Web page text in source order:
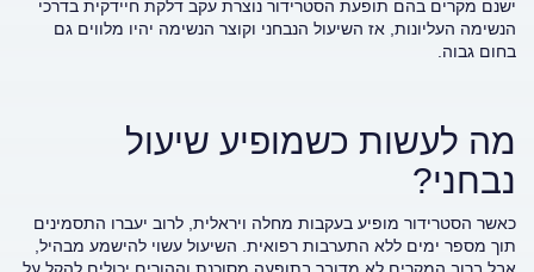
ישנם מקרים בהם תופעת הסטרידור נוצרת עקב דלקת חיידקית בדרכי
הנשימה העליונות, אז השיעול הנבחני וקוצר הנשימה יהיו מלווים גם
בחום גבוה.
מה לעשות כשמופיע שיעול
נבחני?
כאשר הסטרידור מופיע בעקבות מחלה ויראלית, לרוב יעברו התסמינים
תוך מספר ימים ללא התערבות רפואית. השיעול עשוי להישמע מבהיל,
אבל ברוב המקרים לא מדובר בתופעה מסוכנת וההורים יכולים להקל על